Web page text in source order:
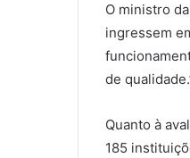
O ministro
ingressem
de
Quanto à
185